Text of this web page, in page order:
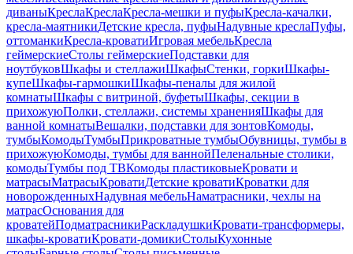
диваныКреслаКреслаКресла-мешки и пуфыКресла-качалки,
кресла-маятникиДетские кресла, пуфыНадувные креслаПуфы,
оттоманкиКресла-кроватиИгровая мебельКресла
геймерскиеСтолы геймерскиеПодставки для
ноутбуковШкафы и стеллажиШкафыСтенки, горкиШкафы-
купеШкафы-гармошкиШкафы-пеналы для жилой
комнатыШкафы с витриной, буфетыШкафы, секции в
прихожуюПолки, стеллажи, системы храненияШкафы для
ванной комнатыВешалки, подставки для зонтовКомоды,
тумбыКомодыТумбыПрикроватные тумбыОбувницы, тумбы в
прихожуюКомоды, тумбы для ваннойПеленальные столики,
комодыТумбы под ТВКомоды пластиковыеКровати и
матрасыМатрасыКроватиДетские кроватиКроватки для
новорожденныхНадувная мебельНаматрасники, чехлы на
матрасОснования для
кроватейПодматрасникиРаскладушкиКровати-трансформеры,
шкафы-кроватиКровати-домикиСтолыКухонные